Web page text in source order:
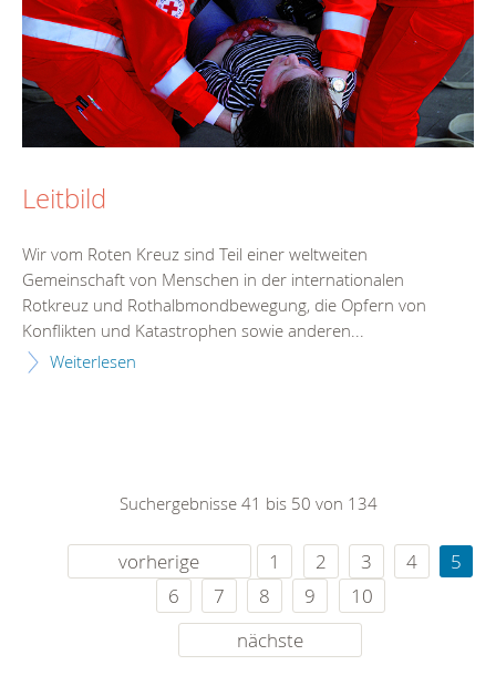
Leitbild
Wir vom Roten Kreuz sind Teil einer weltweiten
Gemeinschaft von Menschen in der internationalen
Rotkreuz und Rothalbmondbewegung, die Opfern von
Konflikten und Katastrophen sowie anderen...
Weiterlesen
Suchergebnisse 41 bis 50 von 134
vorherige 1 2 3 4
5
6
7 8 9
10
nächste